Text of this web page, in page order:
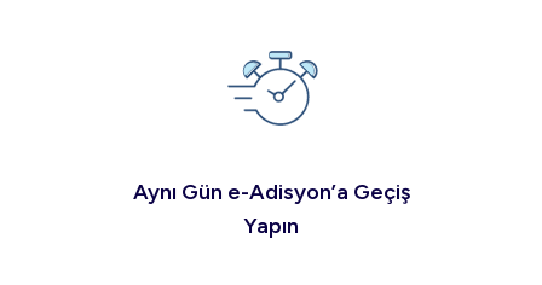
Aynı Gün e-Adisyon’a Geçiş
Yapın